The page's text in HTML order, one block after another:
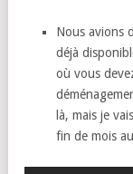
Nous avions
déjà
où vous
là, mais je
fin de mois